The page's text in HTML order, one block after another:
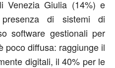
Venezia Giulia (14%) e
di sistemi di
software gestionali per
poco diffusa: raggiunge il
digitali, il 40% per le